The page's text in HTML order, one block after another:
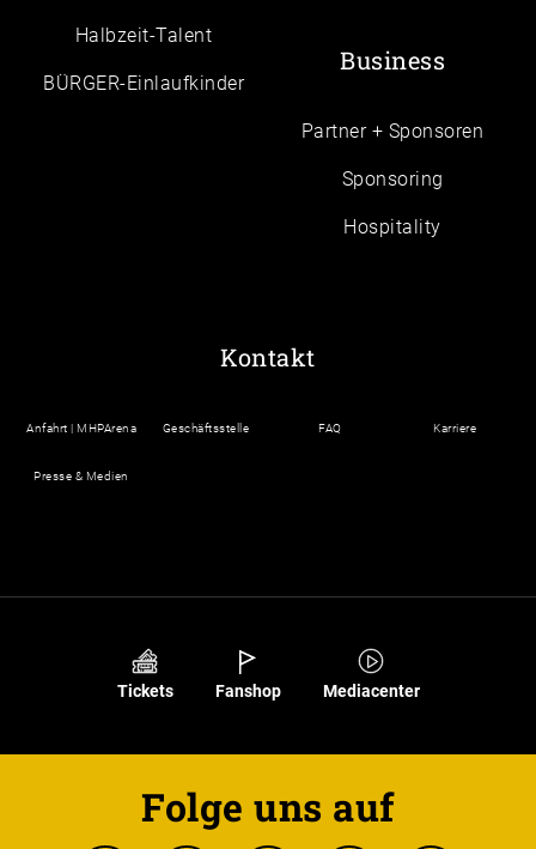
Halbzeit-Talent
BÜRGER-Einlaufkinder
Business
Partner + Sponsoren
Sponsoring
Hospitality
Kontakt
Anfahrt | MHPArena Geschäftsstelle FAQ Karriere
Presse & Medien
Tickets Fanshop Mediacenter
Folge uns auf